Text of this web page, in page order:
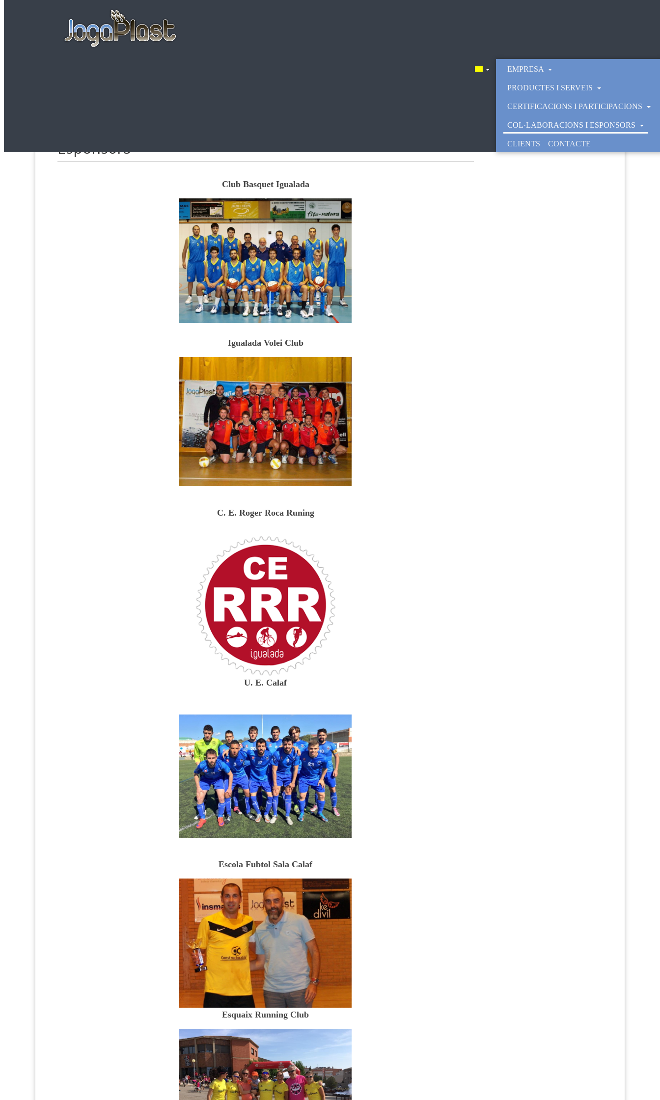
EMPRESA
PRODUCTES I SERVEIS
CERTIFICACIONS I PARTICIPACIONS
COL·LABORACIONS I ESPONSORS
CLIENTS CONTACTE
Esponsors
Club Basquet Igualada
Igualada Volei Club
C. E. Roger Roca Runing
U. E. Calaf
Escola Fubtol Sala Calaf
Esquaix Running Club